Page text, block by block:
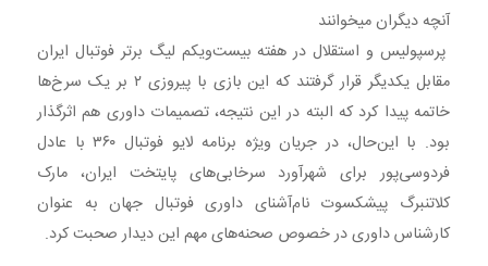
آنچه دیگران میخوانند
پرسپولیس و استقلال در هفته بیست‌ویکم لیگ برتر فوتبال ایران
مقابل یکدیگر قرار گرفتند که این بازی با پیروزی ۲ بر یک سرخ‌ها
خاتمه پیدا کرد که البته در این نتیجه، تصمیمات داوری هم اثرگذار
بود. با این‌حال، در جریان ویژه برنامه لایو فوتبال ۳۶۰ با عادل
فردوسی‌پور برای شهرآورد سرخابی‌های پایتخت ایران، مارک
کلاتنبرگ پیشکسوت نام‌آشنای داوری فوتبال جهان به عنوان
کارشناس داوری در خصوص صحنه‌های مهم این دیدار صحبت کرد.